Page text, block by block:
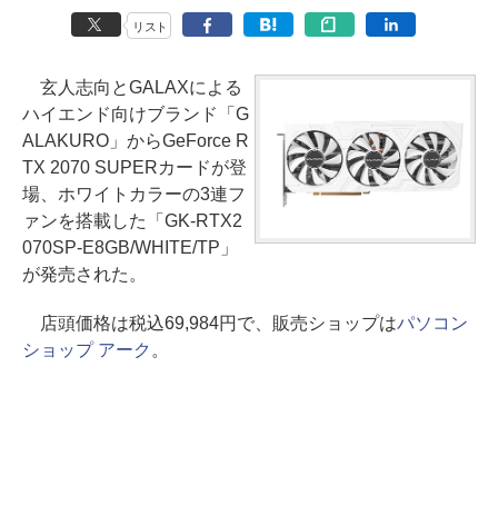
リスト
玄人志向とGALAXによる
ハイエンド向けブランド「G
ALAKURO」からGeForce R
TX 2070 SUPERカードが登
場、ホワイトカラーの3連フ
ァンを搭載した「GK-RTX2
070SP-E8GB/WHITE/TP」
が発売された。
店頭価格は税込69,984円で、販売ショップはパソコン
ショップ アーク 。